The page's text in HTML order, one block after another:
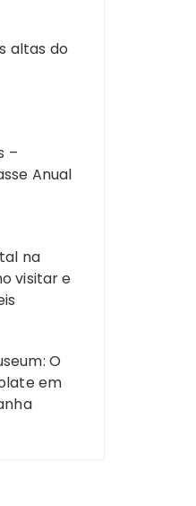
altas do
–
Anual
na
visitar e
O
em